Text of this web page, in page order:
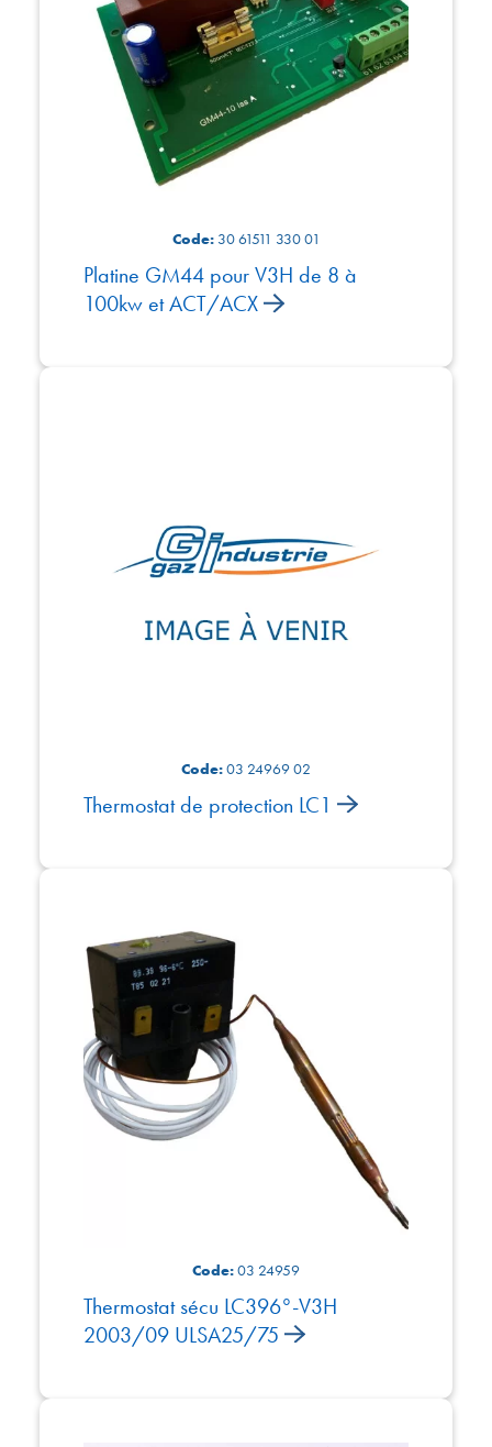
Code:30 61511 330 01
Platine GM44 pour V3H de 8 à
100kw et ACT/ACX
Code:03 24969 02
Thermostat de protection LC1
Code:03 24959
Thermostat sécu LC396°-V3H
2003/09 ULSA25/75